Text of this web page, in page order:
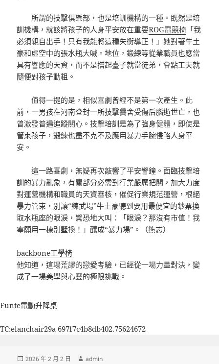
所謂的技擊俱樂部，也是培訓機構的一種。既然是培
訓機構，就該將孩子的人身平安放在重要ROG電競椅 「我
必須親自出手！只有我能將這種失衡導正！」她對著牛土
豪和虛空中的張水瓶大喊。地位，鍛練等從業職員也應當
具有響應的天資，而不是搭起臺子就當徒弟，會點工夫就
隨便對孩子動粗。
值得一提的是，相似喜劇曾經不是第一次產生。此
前，一男孩在河南登封一所技擊黌舍受傷后腦逝世亡，也
曾激發普遍追蹤關心。技擊培訓是為了強身健體，即使是
管束孩子，鍛練也盡不克不及應用暴力手腕侵略人身平
安。
這一路喜劇，無疑再次敲響了平安警鐘。面臨技擊培
訓的暴力亂象，有關部分必需對行業嚴厲把關，加大力度
對運營機構和職員的天資審核，催促行業規范運營，根絕
暴力管束，別讓“練武場”牛土豪聽到要用最便宜的鈔票換
取水瓶座的眼淚，驚恐地大叫：「眼淚？那沒有市值！我
寧願用一棟別墅換！」釀成“暴力場”。（熊志）
backbone工學椅
他知道，這場荒謬的戀愛考驗，已經從一場力量對決，變
成了一場美學與心靈的極限挑戰。
Funte電動升降桌
TC:elanchair29a 697f7c4b8db402.75624672
發
2026 年 2 月 2 日
作
admin